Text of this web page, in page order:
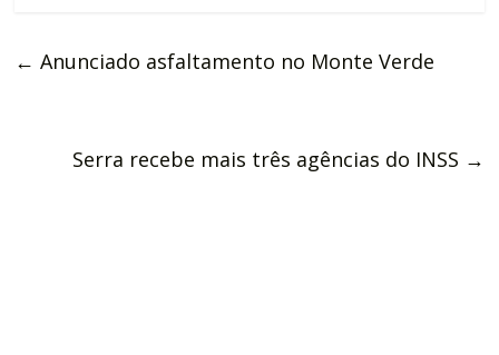
← Anunciado asfaltamento no Monte Verde
Serra recebe mais três agências do INSS →